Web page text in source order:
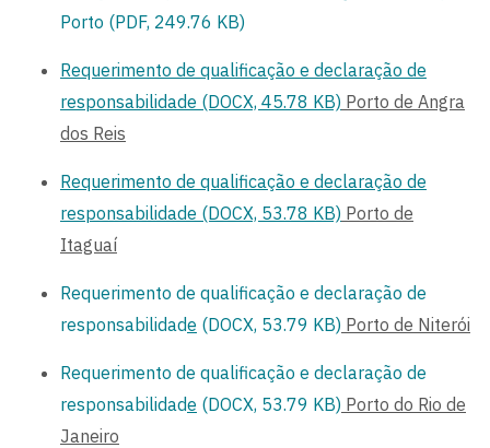
Porto (PDF, 249.76 KB)
Requerimento de qualificação e declaração de
responsabilidade (DOCX, 45.78 KB) Porto de Angra
dos Reis
Requerimento de qualificação e declaração de
responsabilidade (DOCX, 53.78 KB) Porto de
Itaguaí
Requerimento de qualificação e declaração de
responsabilidade (DOCX, 53.79 KB) Porto de Niterói
Requerimento de qualificação e declaração de
responsabilidade (DOCX, 53.79 KB) Porto do Rio de
Janeiro